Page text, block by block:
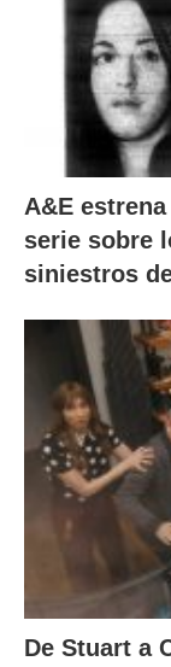
A&E
serie sobre
siniestros
De Stuart a